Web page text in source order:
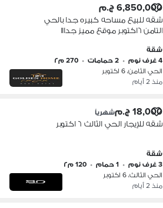
6,850,000 ج.م
شقه للبيع مساحه كبيره جدا بالحي
التامن ٦اكتوبر موقع مميز جدااا
شقة
4 غرف نوم
• 2 حمامات • 270 م٢
الحي الثامن، 6 اكتوبر
منذ 2 أيام
18,000 ج.م شهرياً
شقه للإيجار الحي الثالث ٦ اكتوبر
شقة
3 غرف نوم
• 1 حمام • 120 م٢
الحي الثالث، 6 اكتوبر
منذ 2 أيام